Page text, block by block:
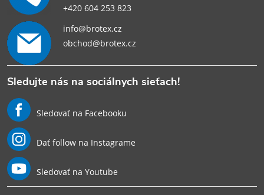
+420 604 253 823
info@brotex.cz
obchod@brotex.cz
Sledujte nás na sociálnych sieťach!
Sledovať na Facebooku
Dať follow na Instagrame
Sledovať na Youtube